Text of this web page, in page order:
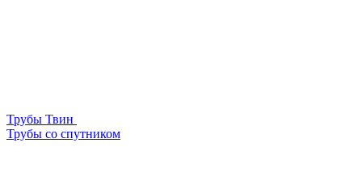
Трубы Твин
Трубы со спутником